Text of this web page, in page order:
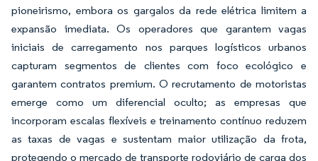
pioneirismo, embora os gargalos da rede elétrica limitem a
expansão imediata. Os operadores que garantem vagas
iniciais de carregamento nos parques logísticos urbanos
capturam segmentos de clientes com foco ecológico e
garantem contratos premium. O recrutamento de motoristas
emerge como um diferencial oculto; as empresas que
incorporam escalas flexíveis e treinamento contínuo reduzem
as taxas de vagas e sustentam maior utilização da frota,
protegendo o mercado de transporte rodoviário de carga dos